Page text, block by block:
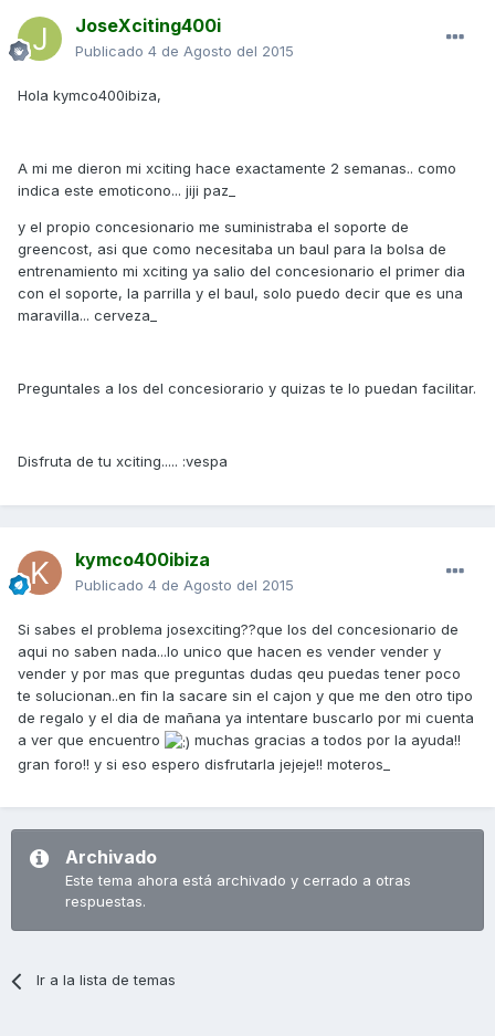
JoseXciting400i
Publicado 4 de Agosto del 2015
Hola kymco400ibiza,
A mi me dieron mi xciting hace exactamente 2 semanas.. como
indica este emoticono... jiji paz_
y el propio concesionario me suministraba el soporte de
greencost, asi que como necesitaba un baul para la bolsa de
entrenamiento mi xciting ya salio del concesionario el primer dia
con el soporte, la parrilla y el baul, solo puedo decir que es una
maravilla... cerveza_
Preguntales a los del concesiorario y quizas te lo puedan facilitar.
Disfruta de tu xciting..... :vespa
kymco400ibiza
Publicado 4 de Agosto del 2015
Si sabes el problema josexciting??que los del concesionario de
aqui no saben nada...lo unico que hacen es vender vender y
vender y por mas que preguntas dudas qeu puedas tener poco
te solucionan..en fin la sacare sin el cajon y que me den otro tipo
de regalo y el dia de mañana ya intentare buscarlo por mi cuenta
a ver que encuentro
muchas gracias a todos por la ayuda!!
gran foro!! y si eso espero disfrutarla jejeje!! moteros_
Archivado
Este tema ahora está archivado y cerrado a otras
respuestas.
Ir a la lista de temas